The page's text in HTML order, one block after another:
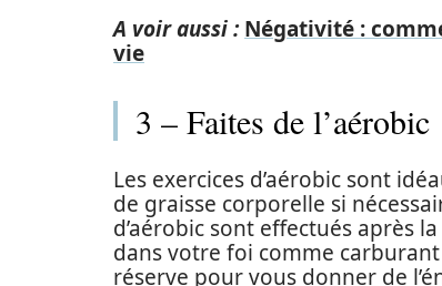
A voir aussi : Négativité :
vie
3 – Faites de l’aérobic
Les exercices d’aérobic sont
de graisse corporelle si
d’aérobic sont effectués après
dans votre foi comme
réserve pour vous donner de